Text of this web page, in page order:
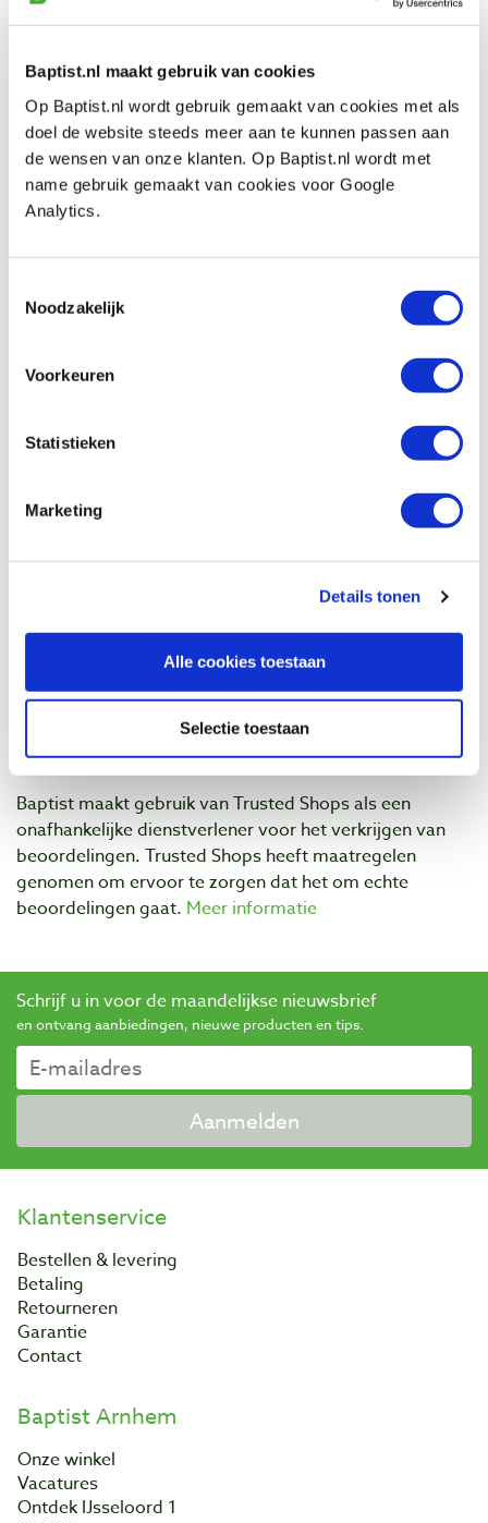
Baptist.nl maakt gebruik van cookies
Op Baptist.nl wordt gebruik gemaakt van cookies met als
doel de website steeds meer aan te kunnen passen aan
de wensen van onze klanten. Op Baptist.nl wordt met
name gebruik gemaakt van cookies voor Google
Analytics.
Noodzakelijk
Voorkeuren
Statistieken
Marketing
Details tonen
Alle cookies toestaan
Selectie toestaan
€ 13,31 excl. btw
Op voorraad
Vergelijken
Baptist maakt gebruik van Trusted Shops als een
onafhankelijke dienstverlener voor het verkrijgen van
beoordelingen. Trusted Shops heeft maatregelen
genomen om ervoor te zorgen dat het om echte
beoordelingen gaat. Meer informatie
Schrijf u in voor de maandelijkse nieuwsbrief
en ontvang aanbiedingen, nieuwe producten en tips.
Aanmelden
Klantenservice
Bestellen & levering
Betaling
Retourneren
Garantie
Contact
Baptist Arnhem
Onze winkel
Vacatures
Ontdek IJsseloord 1